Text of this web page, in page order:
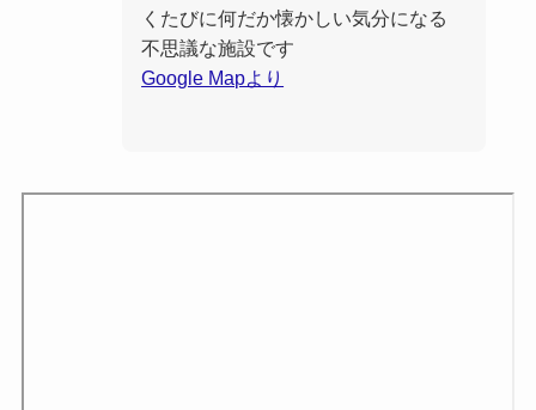
くたびに何だか懐かしい気分になる
不思議な施設です
Google Mapより